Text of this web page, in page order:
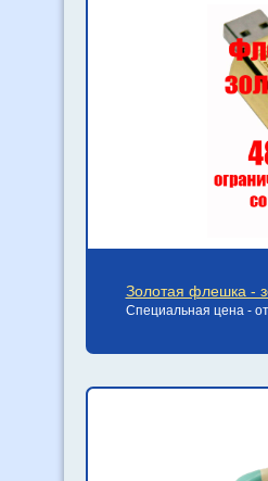
Золотая флешка -
Специальная цена -